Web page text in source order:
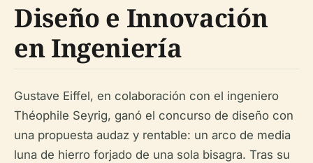
Diseño e Innovación
en Ingeniería
Gustave Eiffel, en colaboración con el ingeniero
Théophile Seyrig, ganó el concurso de diseño con
una propuesta audaz y rentable: un arco de media
luna de hierro forjado de una sola bisagra. Tras su